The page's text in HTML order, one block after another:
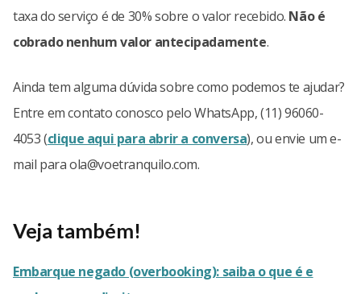
taxa do serviço é de 30% sobre o valor recebido. Não é
cobrado nenhum valor antecipadamente.
Ainda tem alguma dúvida sobre como podemos te ajudar?
Entre em contato conosco pelo WhatsApp, (11) 96060-
4053 (clique aqui para abrir a conversa), ou envie um e-
mail paraola@voetranquilo.com.
Veja também!
Embarque negado (overbooking): saiba o que é e